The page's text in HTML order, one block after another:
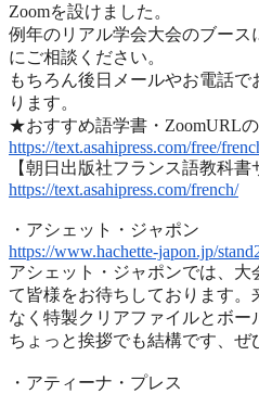
Zoomを設けました。
例年のリアル学会大会のブース
にご相談ください。
もちろん後日メールやお電話
ります。
★おすすめ語学書・ZoomURL
https://text.asahipress.com/free/
【朝日出版社フランス語教科
https://text.asahipress.com/french/
・アシェット・ジャポン
https://www.hachette-japon.jp/
アシェット・ジャポンでは、 大
て皆様をお待ちしております。
なく特製クリアファイルとボー
ちょっと挨拶でも結構です、ぜ
・アティーナ・プレス